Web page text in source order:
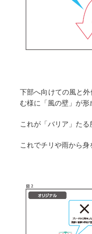
下部へ向けての風と
む様に「風の壁」が形
これが「バリア」たる
これでチリや雨から身